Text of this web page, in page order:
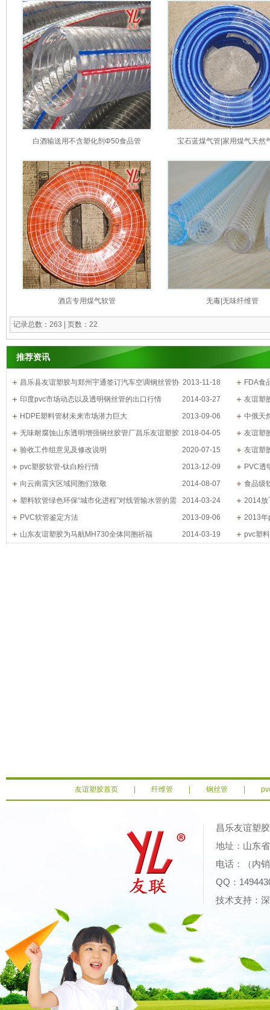
白酒输送用不含塑化剂Φ50食品管 宝石蓝煤气管|家用煤气天然
酒店专用煤气软管 无毒|无味纤维管
记录总数：263 | 页数：22
推荐资讯
2013-11-18
昌乐县友谊塑胶与郑州宇通签订汽车空调钢丝管协
议
FDA食
2014-03-27
印度pvc市场动态以及透明钢丝管的出口行情
友谊塑
认证
2013-09-06
HDPE塑料管材未来市场潜力巨大
中俄天
然气软管
2018-04-05
无味耐腐蚀山东透明增强钢丝胶管厂昌乐友谊塑胶
科技股份有限公司
友谊塑
2020-07-15
验收工作组意见及修改说明
友谊塑
2013-12-09
pvc塑胶软管-钛白粉行情
PVC透
2014-08-07
向云南震灾区域同胞们致敬
食品级
2014-03-24
塑料软管绿色环保“城市化进程”对线管输水管的需
求
2014放
2013-09-06
PVC软管鉴定方法
2013年
大关
2014-03-19
山东友谊塑胶为马航MH730全体同胞祈福 pvc塑
友谊塑胶首页 纤维管 钢丝管
昌乐友谊
地址：山东
电话：（内
QQ：
技术支持：